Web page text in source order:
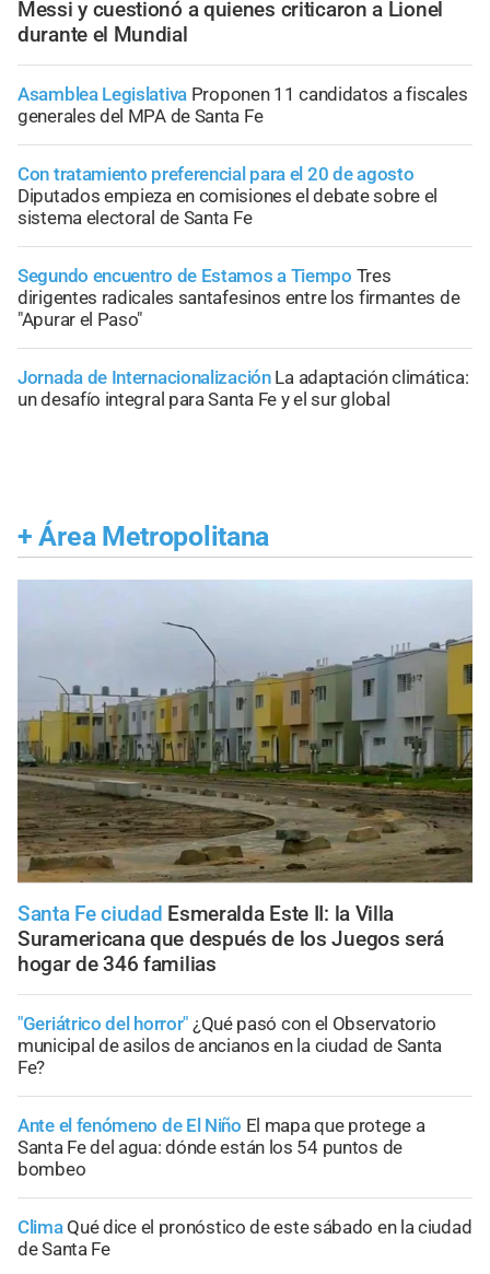
Messi y cuestionó a quienes criticaron a Lionel
durante el Mundial
Asamblea Legislativa Proponen 11 candidatos a fiscales
generales del MPA de Santa Fe
Con tratamiento preferencial para el 20 de agosto
Diputados empieza en comisiones el debate sobre el
sistema electoral de Santa Fe
Segundo encuentro de Estamos a Tiempo Tres
dirigentes radicales santafesinos entre los firmantes de
"Apurar el Paso"
Jornada de Internacionalización La adaptación climática:
un desafío integral para Santa Fe y el sur global
+ Área Metropolitana
Santa Fe ciudad Esmeralda Este II: la Villa
Suramericana que después de los Juegos será
hogar de 346 familias
"Geriátrico del horror" ¿Qué pasó con el Observatorio
municipal de asilos de ancianos en la ciudad de Santa
Fe?
Ante el fenómeno de El Niño El mapa que protege a
Santa Fe del agua: dónde están los 54 puntos de
bombeo
Clima Qué dice el pronóstico de este sábado en la ciudad
de Santa Fe